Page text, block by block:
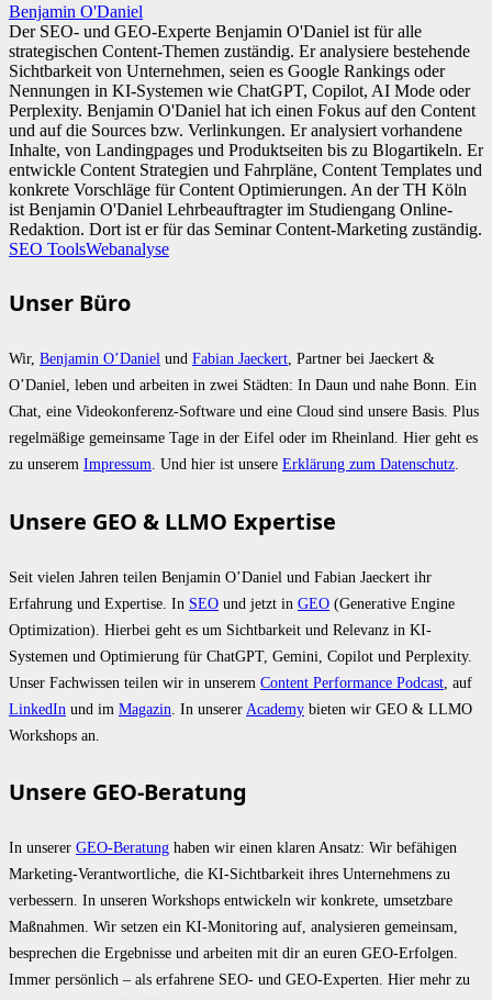
Benjamin O'Daniel
Der SEO- und GEO-Experte Benjamin O'Daniel ist für alle
strategischen Content-Themen zuständig. Er analysiere bestehende
Sichtbarkeit von Unternehmen, seien es Google Rankings oder
Nennungen in KI-Systemen wie ChatGPT, Copilot, AI Mode oder
Perplexity. Benjamin O'Daniel hat ich einen Fokus auf den Content
und auf die Sources bzw. Verlinkungen. Er analysiert vorhandene
Inhalte, von Landingpages und Produktseiten bis zu Blogartikeln. Er
entwickle Content Strategien und Fahrpläne, Content Templates und
konkrete Vorschläge für Content Optimierungen. An der TH Köln
ist Benjamin O'Daniel Lehrbeauftragter im Studiengang Online-
Redaktion. Dort ist er für das Seminar Content-Marketing zuständig.
SEO ToolsWebanalyse
Unser Büro
Wir, Benjamin O’Daniel und Fabian Jaeckert, Partner bei Jaeckert &
O’Daniel, leben und arbeiten in zwei Städten: In Daun und nahe Bonn. Ein
Chat, eine Videokonferenz-Software und eine Cloud sind unsere Basis. Plus
regelmäßige gemeinsame Tage in der Eifel oder im Rheinland. Hier geht es
zu unserem Impressum. Und hier ist unsere Erklärung zum Datenschutz.
Unsere GEO & LLMO Expertise
Seit vielen Jahren teilen Benjamin O’Daniel und Fabian Jaeckert ihr
Erfahrung und Expertise. In SEO und jetzt in GEO (Generative Engine
Optimization). Hierbei geht es um Sichtbarkeit und Relevanz in KI-
Systemen und Optimierung für ChatGPT, Gemini, Copilot und Perplexity.
Unser Fachwissen teilen wir in unserem Content Performance Podcast , auf
LinkedIn und im Magazin . In unserer Academy bieten wir GEO & LLMO
Workshops an.
Unsere GEO-Beratung
In unserer GEO-Beratung haben wir einen klaren Ansatz: Wir befähigen
Marketing-Verantwortliche, die KI-Sichtbarkeit ihres Unternehmens zu
verbessern. In unseren Workshops entwickeln wir konkrete, umsetzbare
Maßnahmen. Wir setzen ein KI-Monitoring auf, analysieren gemeinsam,
besprechen die Ergebnisse und arbeiten mit dir an euren GEO-Erfolgen.
Immer persönlich – als erfahrene SEO- und GEO-Experten. Hier mehr zu